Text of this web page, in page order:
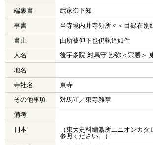
端裏書
武家御下知
事書
当寺境内并寺領所々＜目録在別
書止
由所被仰下也仍執達如件
人名
後宇多院 対馬守 沙弥＜宗勝＞
地名
寺社名
東寺
その他事項
対馬守／東寺雑掌
備考
刊本
（東大史料編纂所ユニオンカ
参照ください。）